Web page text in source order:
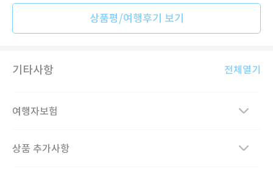
상품평/여행후기 보기
기타사항 전체열기
여행자보험
상품 추가사항